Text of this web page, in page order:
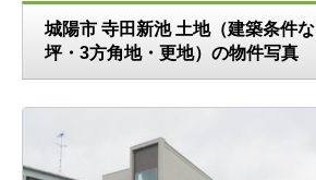
城陽市 寺田新池 土地（建築条件
坪・3方角地・更地）の物件写真